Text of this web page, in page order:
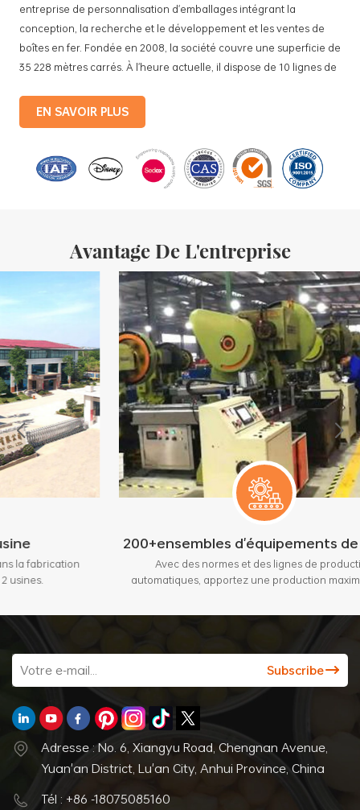
entreprise de personnalisation d'emballages intégrant la
conception, la recherche et le développement et les ventes de
boîtes en fer. Fondée en 2008, la société couvre une superficie de
35 228 mètres carrés. À l'heure actuelle, il dispose de 10 lignes de
entièrement automatisées, avec une production mensuelle de 3,5
millions de boîtes en fer. Les produits de la société comprennent :
le thé, des boîtes en fer blanc pour cosmétiques, des boîtes en fer
blanc pour cadeaux promotionnels et des plateaux en fer blanc,
EN SAVOIR PLUS
Avantage De L'entreprise
200+ensembles d'équipements de pointe
Avec des normes et des lignes de production
automatiques, apportez une production maximale de 3
Adresse : No. 6, Xiangyu Road, Chengnan Avenue,
Yuan'an District, Lu'an City, Anhui Province, China
Tél : +86 -18075085160